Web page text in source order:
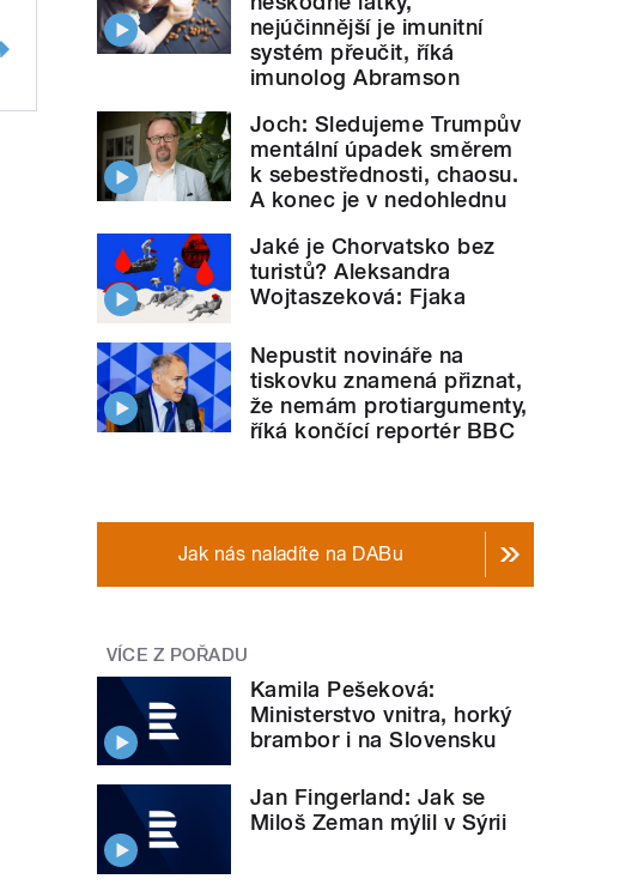
nejúčinnější je imunitní
systém přeučit, říká
imunolog Abramson
Joch: Sledujeme Trumpův
mentální úpadek směrem
k sebestřednosti, chaosu.
A konec je v nedohlednu
Jaké je Chorvatsko bez
turistů? Aleksandra
Wojtaszeková: Fjaka
Nepustit novináře na
tiskovku znamená přiznat,
že nemám protiargumenty,
říká končící reportér BBC
Jak nás naladíte na DABu
VÍCE Z POŘADU
Kamila Pešeková:
Ministerstvo vnitra, horký
brambor i na Slovensku
Jan Fingerland: Jak se
Miloš Zeman mýlil v Sýrii